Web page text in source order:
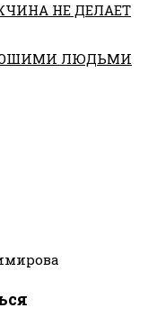
НЕ ДЕЛАЕТ
ЛЮДЬМИ